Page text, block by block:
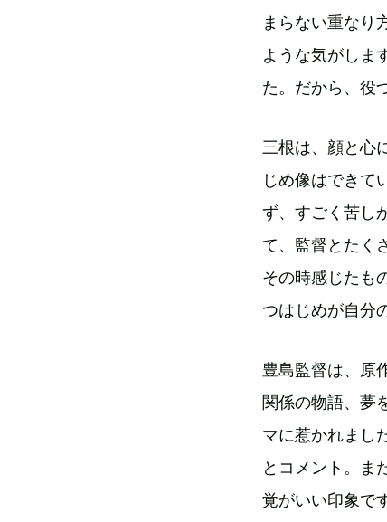
まらない重なり
ような気がしま
た。だから、役
三根は、顔と心
じめ像はできて
ず、すごく苦し
て、監督とたく
その時感じたも
つはじめが自分
豊島監督は、原
関係の物語、夢
マに惹かれまし
とコメント。ま
覚がいい印象で